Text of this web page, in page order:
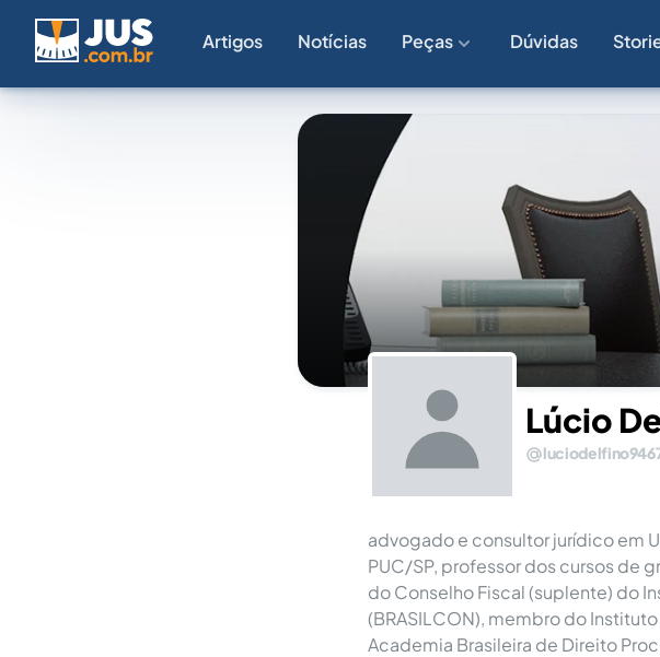
Artigos Notícias Peças Dúvidas
Lúcio
advogado e consultor jurídico em
PUC/SP, professor dos cursos de
do Conselho Fiscal (suplente) do
(BRASILCON), membro do
Academia Brasileira de Direito